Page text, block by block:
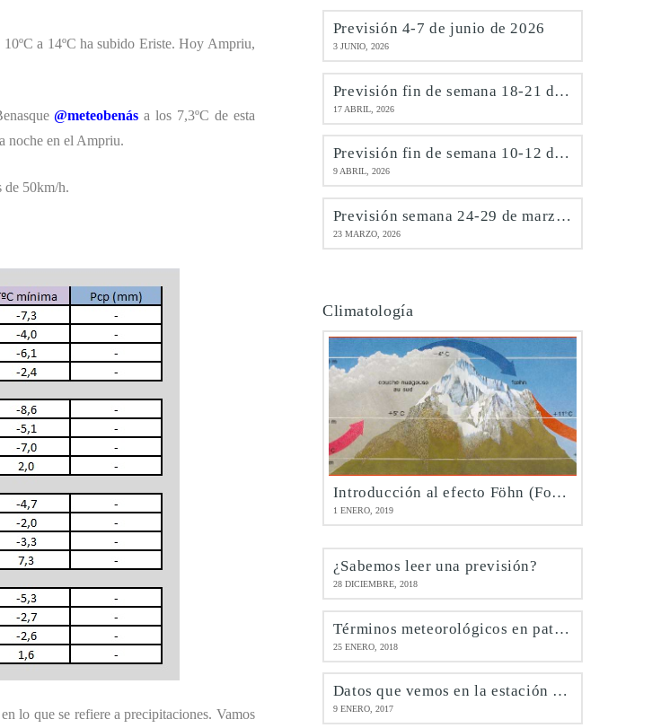
a 14ºC ha subido Eriste. Hoy Ampriu,
@meteobenás a los 7,3ºC de esta
noche en el Ampriu.
de 50km/h.
lo que se refiere a precipitaciones. Vamos
Previsión 4-7 de junio de 2026
3 JUNIO, 2026
Previsión fin de semana 18-21 de abril de 2026
17 ABRIL, 2026
Previsión fin de semana 10-12 de abril de 2026
9 ABRIL, 2026
Previsión semana 24-29 de marzo de 2026
23 MARZO, 2026
Climatología
Introducción al efecto Föhn (Foehn)
1 ENERO, 2019
¿Sabemos leer una previsión?
28 DICIEMBRE, 2018
Términos meteorológicos en patués
25 ENERO, 2018
Datos que vemos en la estación de Benasque @meteobenás
9 ENERO, 2017